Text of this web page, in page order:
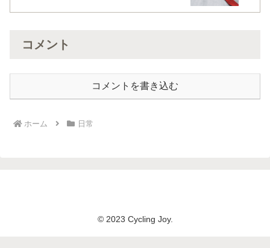
コメント
コメントを書き込む
ホーム 日常
© 2023 Cycling Joy.